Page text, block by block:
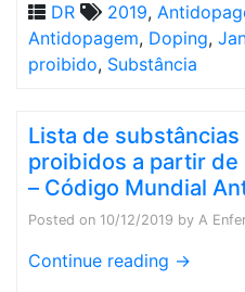
DR
2019,
Antidopagem, Doping,
proibido, Substância
Lista de
proibidos a partir de
– Código Mundial
Posted on 10/12/2019 by A
Continue reading →